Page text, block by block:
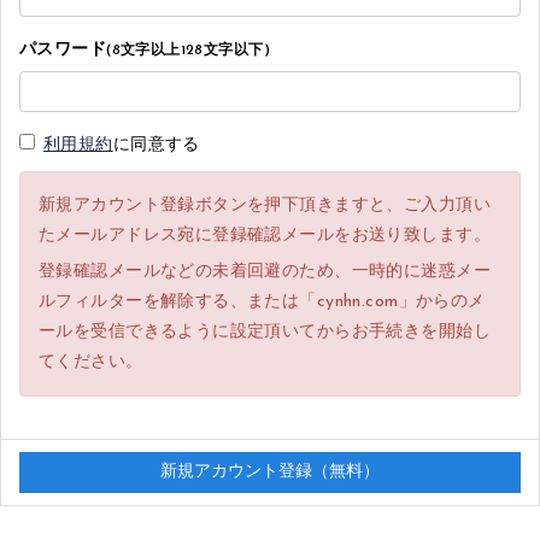
パスワード(8文字以上128文字以下)
利用規約 に同意する
新規アカウント登録ボタンを押下頂きますと、ご入力頂い
たメールアドレス宛に登録確認メールをお送り致します。
登録確認メールなどの未着回避のため、一時的に迷惑メー
ルフィルターを解除する、または「cynhn.com」からのメ
ールを受信できるように設定頂いてからお手続きを開始し
てください。